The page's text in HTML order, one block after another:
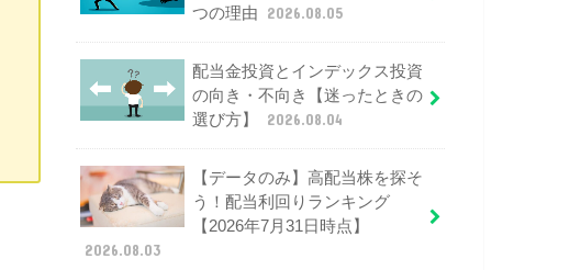
つの理由
2026.08.05
配当金投資とインデックス投資
の向き・不向き【迷ったときの
選び方】
2026.08.04
【データのみ】高配当株を探そ
う！配当利回りランキング
【2026年7月31日時点】
2026.08.03